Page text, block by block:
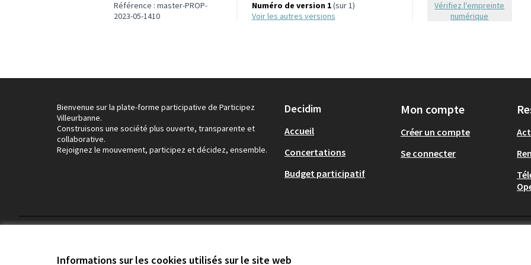
Informations sur les cookies utilisés sur le site web
Référence : master-PROP-
2023-05-1410
Numéro de version 1(sur 1)
voir les autres versions
Vérifiez l'empreinte
numérique
Bienvenue sur la plate-forme participative de Participez
Villeurbanne.
Construisons une société plus ouverte, transparente et
collaborative.
Rejoignez le mouvement, participez et décidez, ensemble.
Decidim
Accueil
Concertations
Budget participatif
Mon compte
Créer un compte
Se connecter